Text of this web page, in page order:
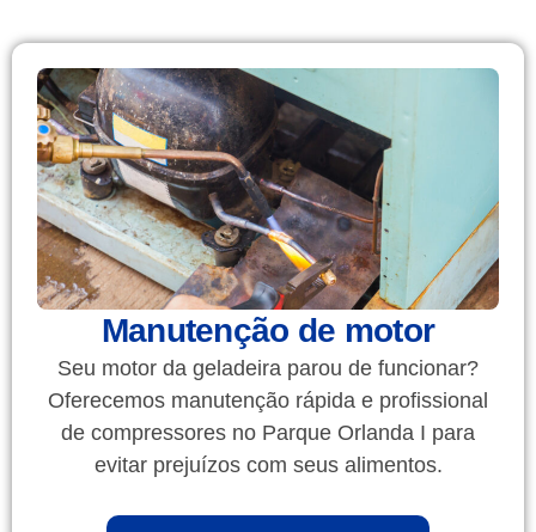
Manutenção de motor
Seu motor da geladeira parou de funcionar?
Oferecemos manutenção rápida e profissional
de compressores no Parque Orlanda I para
evitar prejuízos com seus alimentos.